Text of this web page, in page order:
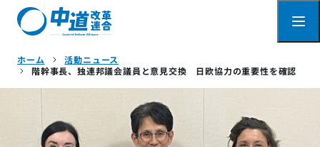
ホーム
活動ニュース
階幹事長、独連邦議会議員と意見交換 日欧協力の重要性を確認